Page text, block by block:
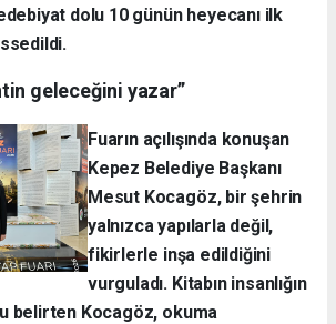
dolu 10 günün heyecanı ilk
geleceğini yazar”
Fuarın açılışında konuşan
Kepez Belediye Başkanı
Mesut Kocagöz, bir şehrin
yalnızca yapılarla değil,
fikirlerle inşa edildiğini
vurguladı. Kitabın insanlığın
belirten Kocagöz, okuma